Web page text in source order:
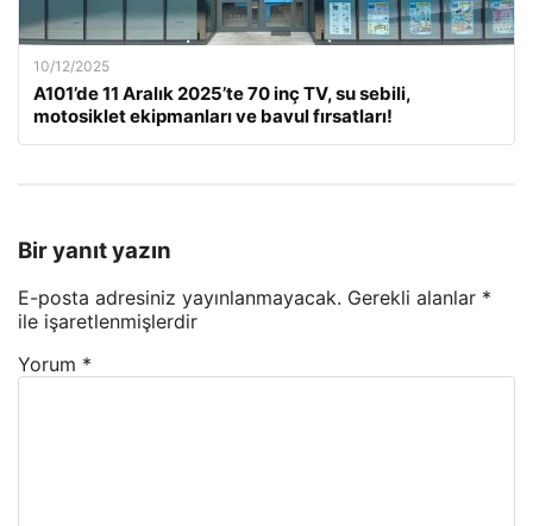
10/12/2025
A101’de 11 Aralık 2025’te 70 inç TV, su sebili,
motosiklet ekipmanları ve bavul fırsatları!
Bir yanıt yazın
E-posta adresiniz yayınlanmayacak. Gerekli alanlar *
ile işaretlenmişlerdir
Yorum *